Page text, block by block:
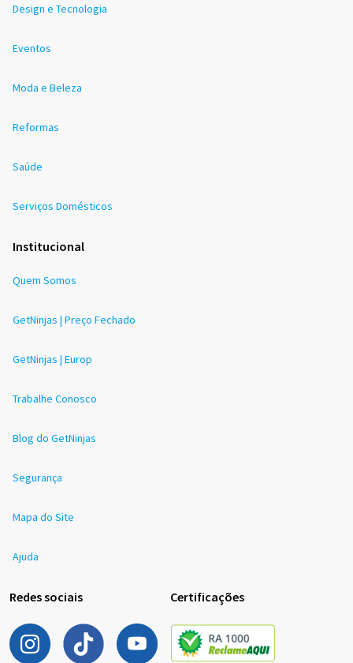
Design e Tecnologia
Eventos
Moda e Beleza
Reformas
Saúde
Serviços Domésticos
Institucional
Quem Somos
GetNinjas | Preço Fechado
GetNinjas | Europ
Trabalhe Conosco
Blog do GetNinjas
Segurança
Mapa do Site
Ajuda
Redes sociais Certificações